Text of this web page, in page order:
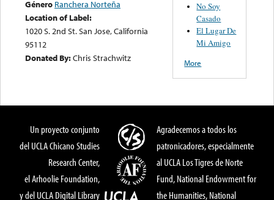
Género Ranchera Norteña
Location of Label:
1020 S. 2nd St. San Jose, California
95112
Donated By:Chris Strachwitz
No Soy
Casado
El Lugar De
Mi Amigo
More
Un proyecto conjunto
del UCLA Chicano Studies
Research Center,
el Arhoolie Foundation,
y del UCLA Digital Library
Agradecemos a todos los
patronicadores, especialmente
al UCLA Los Tigres de Norte
Fund, National Endowment for
the Humanities, National